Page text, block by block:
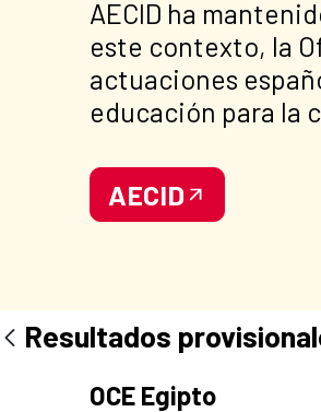
AECID ha
este contexto, la
actuaciones
educación para la
AECID
Resultados
Ad section:
OCE Egipto